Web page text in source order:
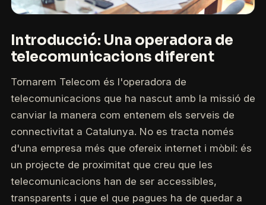
Introducció: Una operadora de
telecomunicacions diferent
Tornarem Telecom és l'operadora de
telecomunicacions que ha nascut amb la missió de
canviar la manera com entenem els serveis de
connectivitat a Catalunya. No es tracta només
d'una empresa més que ofereix internet i mòbil: és
un projecte de proximitat que creu que les
telecomunicacions han de ser accessibles,
transparents i que el que pagues ha de quedar a